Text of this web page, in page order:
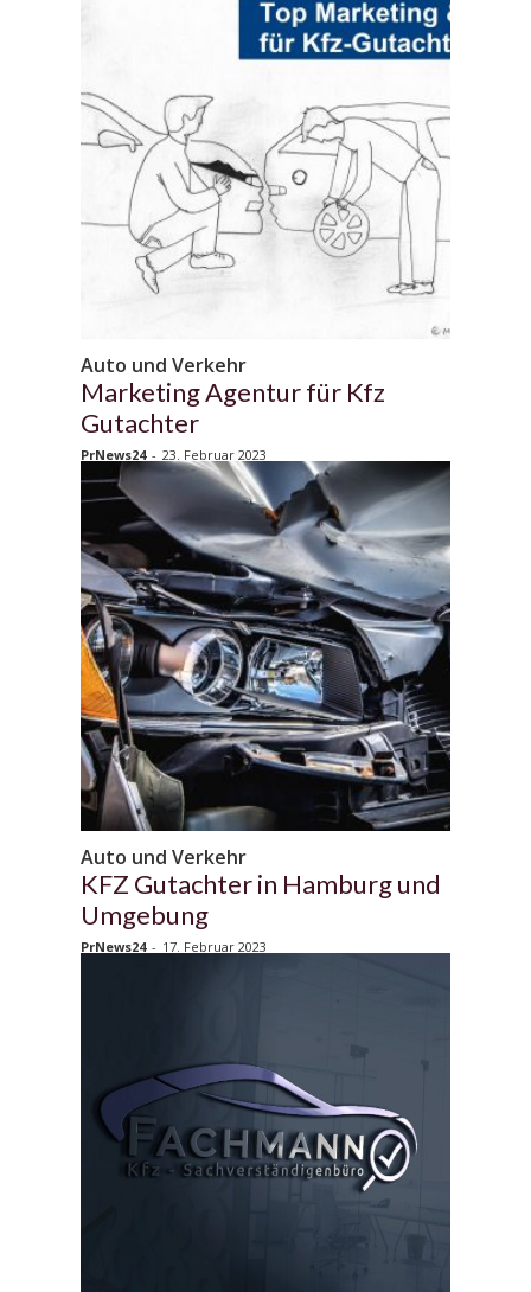
Auto und Verkehr
Marketing Agentur für Kfz
Gutachter
PrNews24 - 23. Februar 2023
Auto und Verkehr
KFZ Gutachter in Hamburg und
Umgebung
PrNews24 - 17. Februar 2023